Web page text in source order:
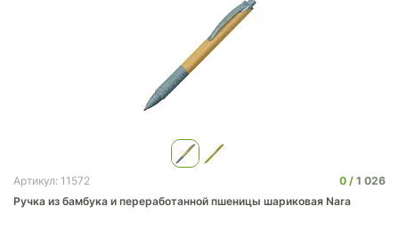
Артикул: 11572 0
1 026
Ручка из бамбука и переработанной пшеницы шариковая Nara